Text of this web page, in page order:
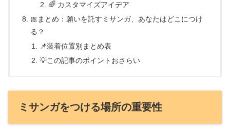
🌈 カスタマイズアイデア
🎀まとめ：願いを託すミサンガ、あなたはどこにつけ
る？
📌装着位置別まとめ表
💡この記事のポイントおさらい
ミサンガをつける場所の重要性